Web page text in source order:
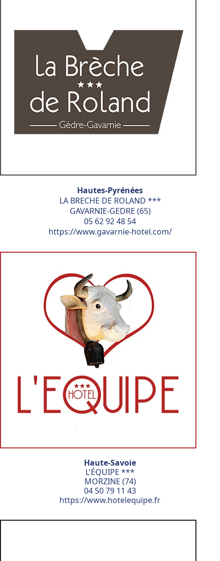
Hautes-Pyrénées
LA BRECHE DE ROLAND ***
GAVARNIE-GEDRE (65)
05 62 92 48 54
https://www.gavarnie-hotel.com/
Haute-Savoie
L'ÉQUIPE ***
MORZINE (74)
04 50 79 11 43
https://www.hotelequipe.fr